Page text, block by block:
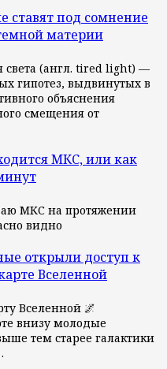
ставят под сомнение
материи
света (англ. tired light) —
гипотез, выдвинутых в
объяснения
смещения от
МКС, или как
МКС на протяжении
видно
открыли доступ к
Вселенной
Вселенной 🌌
внизу молодые
тем старее галактики